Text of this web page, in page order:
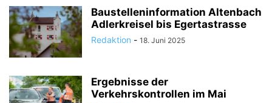
Baustelleninformation Altenbach
Adlerkreisel bis Egertastrasse
Redaktion - 18. Juni 2025
Ergebnisse der
Verkehrskontrollen im Mai